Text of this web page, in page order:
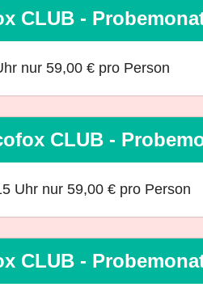
CLUB -
nur 59,00 € pro Person
CLUB -
Uhr nur 59,00 € pro Person
CLUB -